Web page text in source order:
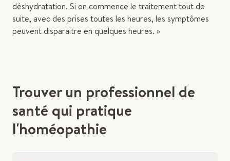
déshydratation. Si on commence le traitement tout de
suite, avec des prises toutes les heures, les symptômes
peuvent disparaitre en quelques heures. »
Trouver un professionnel de
santé qui pratique
l'homéopathie